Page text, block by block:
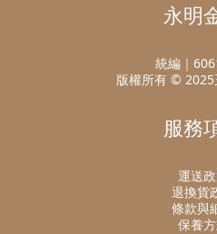
永明
統編｜
版權所有 © 2025
服務
運送
退換貨
條款與
保養